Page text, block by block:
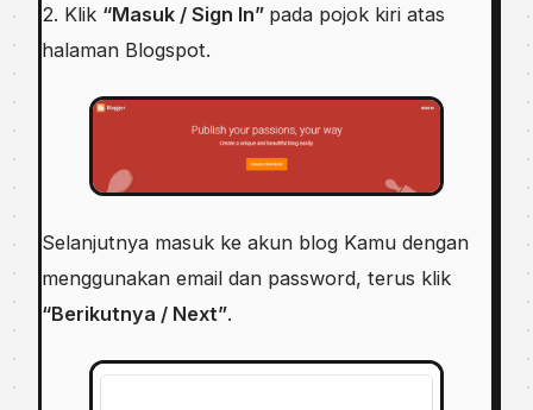
2. Klik “Masuk / Sign In” pada pojok kiri atas
halaman Blogspot.
Selanjutnya masuk ke akun blog Kamu dengan
menggunakan email dan password, terus klik
“Berikutnya / Next”.